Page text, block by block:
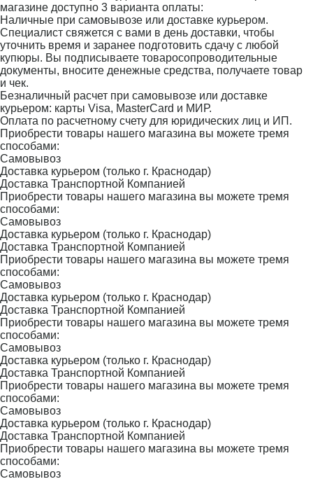
магазине доступно 3 варианта оплаты:
Наличные при самовывозе или доставке курьером.
Специалист свяжется с вами в день доставки, чтобы
уточнить время и заранее подготовить сдачу с любой
купюры. Вы подписываете товаросопроводительные
документы, вносите денежные средства, получаете товар
и чек.
Безналичный расчет при самовывозе или доставке
курьером: карты Visa, MasterCard и МИР.
Оплата по расчетному счету для юридических лиц и ИП.
Приобрести товары нашего магазина вы можете тремя
способами:
Самовывоз
Доставка курьером (только г. Краснодар)
Доставка Транспортной Компанией
Приобрести товары нашего магазина вы можете тремя
способами:
Самовывоз
Доставка курьером (только г. Краснодар)
Доставка Транспортной Компанией
Приобрести товары нашего магазина вы можете тремя
способами:
Самовывоз
Доставка курьером (только г. Краснодар)
Доставка Транспортной Компанией
Приобрести товары нашего магазина вы можете тремя
способами:
Самовывоз
Доставка курьером (только г. Краснодар)
Доставка Транспортной Компанией
Приобрести товары нашего магазина вы можете тремя
способами:
Самовывоз
Доставка курьером (только г. Краснодар)
Доставка Транспортной Компанией
Приобрести товары нашего магазина вы можете тремя
способами:
Самовывоз